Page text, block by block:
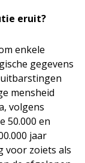
eruit?
enkele
gegevens
mensheid
volgens
50.000 en
jaar
voor zoiets als